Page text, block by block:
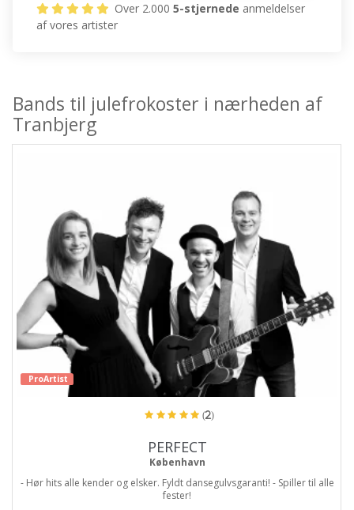
Over 2.0005-stjernede anmeldelser
af vores artister
Bands til julefrokoster i nærheden af
Tranbjerg
ProArtist
(2)
PERFECT
København
- Hør hits alle kender og elsker. Fyldt dansegulvsgaranti! - Spiller til alle
fester!